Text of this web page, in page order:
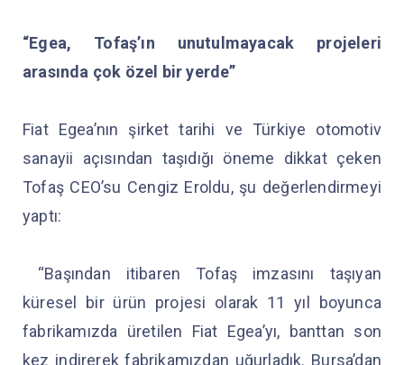
“Egea, Tofaş’ın unutulmayacak projeleri
arasında çok özel bir yerde”
Fiat Egea’nın şirket tarihi ve Türkiye otomotiv
sanayii açısından taşıdığı öneme dikkat çeken
Tofaş CEO’su Cengiz Eroldu, şu değerlendirmeyi
yaptı:
“Başından itibaren Tofaş imzasını taşıyan
küresel bir ürün projesi olarak 11 yıl boyunca
fabrikamızda üretilen Fiat Egea’yı, banttan son
kez indirerek fabrikamızdan uğurladık. Bursa’dan